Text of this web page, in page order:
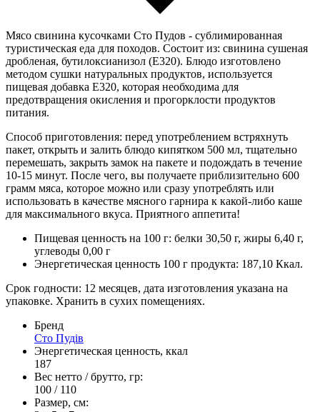
Мясо свинина кусочками Сто Пудов - сублимированная
туристическая еда для походов. Состоит из: свинина сушеная
дробленая, бутилоксианизол (Е320). Блюдо изготовлено
методом сушки натуральных продуктов, используется
пищевая добавка E320, которая необходима для
предотвращения окисления и прогорклости продуктов
питания.
Способ приготовления: перед употреблением встряхнуть
пакет, открыть и залить блюдо кипятком 500 мл, тщательно
перемешать, закрыть замок на пакете и подождать в течение
10-15 минут. После чего, вы получаете приблизительно 600
грамм мяса, которое можно или сразу употреблять или
использовать в качестве мясного гарнира к какой-либо каше
для максимального вкуса. Приятного аппетита!
Пищевая ценность на 100 г: белки 30,50 г, жиры 6,40 г,
углеводы 0,00 г
Энергетическая ценность 100 г продукта: 187,10 Ккал.
Срок годности: 12 месяцев, дата изготовления указана на
упаковке. Хранить в сухих помещениях.
Бренд
Сто Пудів
Энергетическая ценность, ккал
187
Вес нетто / брутто, гр:
100 / 110
Размер, см: